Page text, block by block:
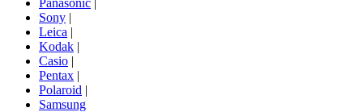
Panasonic |
Sony |
Leica |
Kodak |
Casio |
Pentax |
Polaroid |
Samsung